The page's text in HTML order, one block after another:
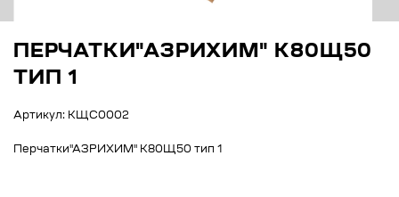
ПЕРЧАТКИ"АЗРИХИМ" К80Щ50
ТИП 1
Артикул: КЩС0002
Перчатки"АЗРИХИМ" К80Щ50 тип 1